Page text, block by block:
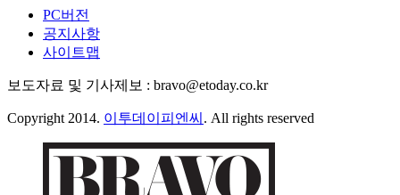
PC버전
공지사항
사이트맵
보도자료 및 기사제보 : bravo@etoday.co.kr
Copyright 2014. 이투데이피엔씨 . All rights reserved